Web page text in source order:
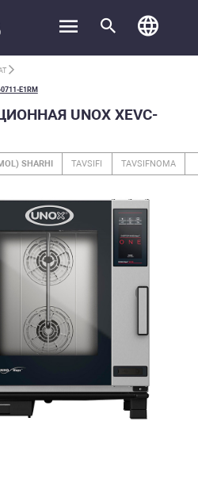
E1RM
UNOX XEVC-
SHARHI TAVSIFI TAVSIFNOMA